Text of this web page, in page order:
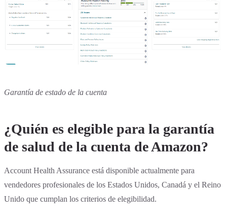
Garantía de estado de la cuenta
¿Quién es elegible para la garantía
de salud de la cuenta de Amazon?
Account Health Assurance está disponible actualmente para
vendedores profesionales de los Estados Unidos, Canadá y el Reino
Unido que cumplan los criterios de elegibilidad.